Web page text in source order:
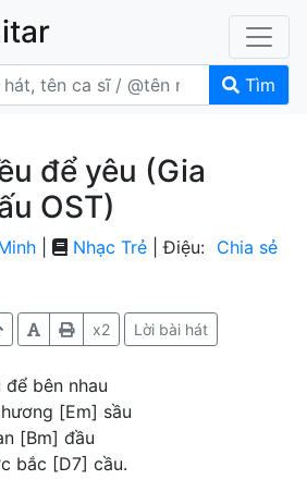
Tìm
để yêu (Gia
OST)
Chia sẻ
Nhạc Trẻ | Điệu:
x2 Lời bài hát
bên nhau
[Em] sầu
[Bm] đầu
bắc [D7] cầu.